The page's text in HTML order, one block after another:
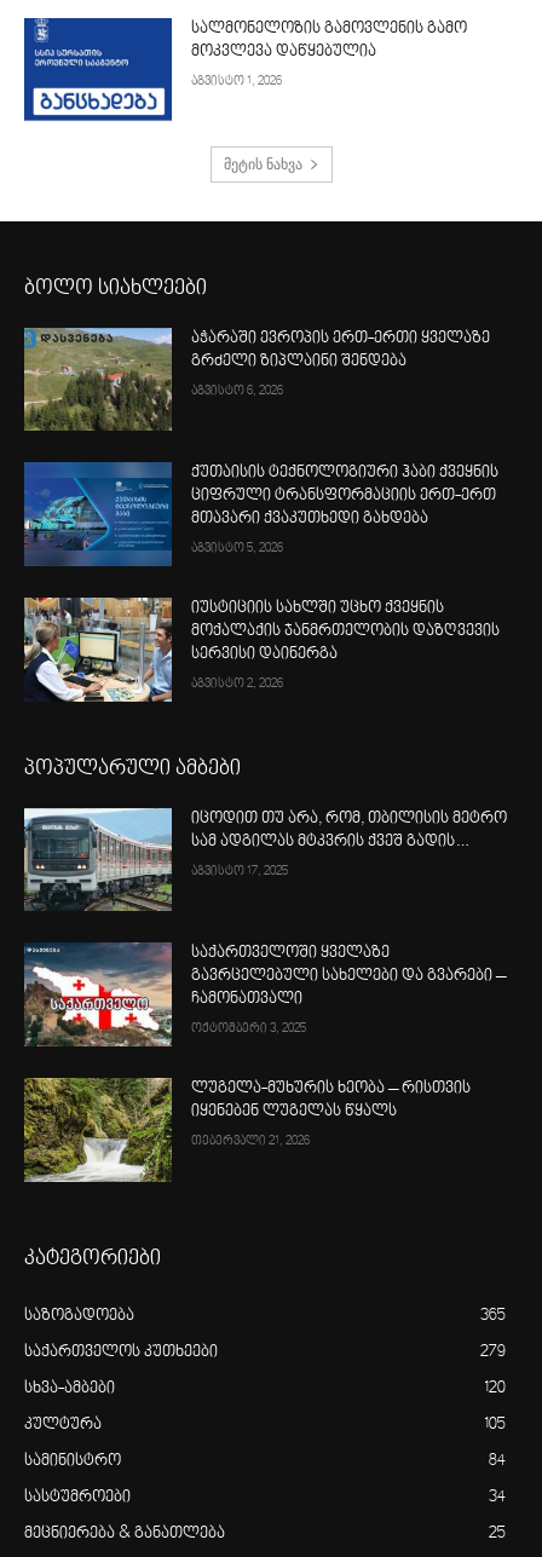
სალმონელოზის გამოვლენის გამო
მოკვლევა დაწყებულია
აგვისტო 1, 2026
მეტის ნახვა
ბოლო სიახლეები
აჭარაში ევროპის ერთ-ერთი ყველაზე
გრძელი ზიპლაინი შენდება
აგვისტო 6, 2026
ქუთაისის ტექნოლოგიური ჰაბი ქვეყნის
ციფრული ტრანსფორმაციის ერთ-ერთ
მთავარი ქვაკუთხედი გახდება
აგვისტო 5, 2026
იუსტიციის სახლში უცხო ქვეყნის
მოქალაქის ჯანმრთელობის დაზღვევის
სერვისი დაინერგა
აგვისტო 2, 2026
პოპულარული ამბები
იცოდით თუ არა, რომ, თბილისის მეტრო
სამ ადგილას მტკვრის ქვეშ გადის…
აგვისტო 17, 2025
საქართველოში ყველაზე
გავრცელებული სახელები და გვარები –
ჩამონათვალი
ოქტომბერი 3, 2025
ლუგელა-მუხურის ხეობა – რისთვის
იყენებენ ლუგელას წყალს
თებერვალი 21, 2026
კატეგორიები
საზოგადოება 365
საქართველოს კუთხეები 279
სხვა-ამბები 120
კულტურა 105
სამინისტრო 84
სასტუმროები 34
მეცნიერება & განათლება 25